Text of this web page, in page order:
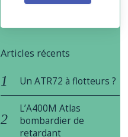
Articles récents
Un ATR72 à flotteurs ?
L’A400M Atlas
bombardier de
retardant